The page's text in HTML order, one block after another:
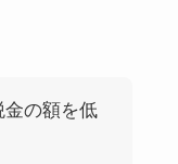
金の額を低